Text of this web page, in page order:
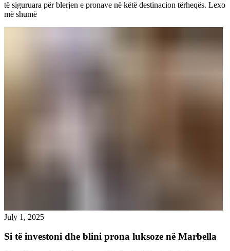
të siguruara për blerjen e pronave në këtë destinacion tërheqës. Lexo
më shumë
July 1, 2025
Si të investoni dhe blini prona luksoze në Marbella